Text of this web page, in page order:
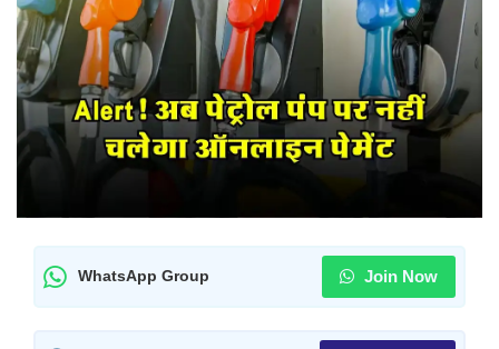
WhatsApp Group Join Now